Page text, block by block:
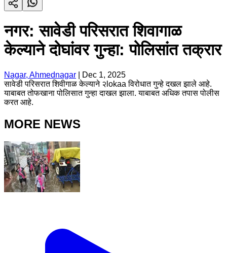
नगर: सावेडी परिसरात शिवागाळ
केल्याने दोघांवर गुन्हा: पोलिसांत तक्रार
Nagar, Ahmednagar
Dec 1, 2025
सावेडी परिसरात शिवीगाळ केल्याने २lokaa विरोधात गुन्हे दखल झाले आहे.
याबाबत तोफखाना पोलिसात गुन्हा दाखल झाला. याबाबत अधिक तपास पोलीस
करत आहे.
MORE NEWS